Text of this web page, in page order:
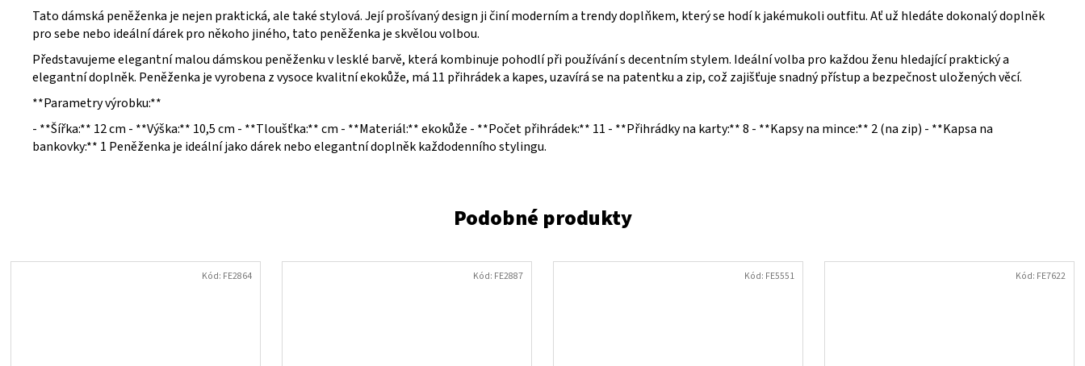
Tato dámská peněženka je nejen praktická, ale také stylová. Její prošívaný design ji činí moderním a trendy doplňkem, který se hodí k jakémukoli outfitu. Ať už hledáte dokonalý doplněk
pro sebe nebo ideální dárek pro někoho jiného, tato peněženka je skvělou volbou.
Představujeme elegantní malou dámskou peněženku v lesklé barvě, která kombinuje pohodlí při používání s decentním stylem. Ideální volba pro každou ženu hledající praktický a
elegantní doplněk. Peněženka je vyrobena z vysoce kvalitní ekokůže, má 11 přihrádek a kapes, uzavírá se na patentku a zip, což zajišťuje snadný přístup a bezpečnost uložených věcí.
**Parametry výrobku:**
- **Šířka:** 12 cm - **Výška:** 10,5 cm - **Tloušťka:** cm - **Materiál:** ekokůže - **Počet přihrádek:** 11 - **Přihrádky na karty:** 8 - **Kapsy na mince:** 2 (na zip) - **Kapsa na
bankovky:** 1 Peněženka je ideální jako dárek nebo elegantní doplněk každodenního stylingu.
Kód: FE2864 Kód: FE2887 Kód: FE5551 Kód: FE7622